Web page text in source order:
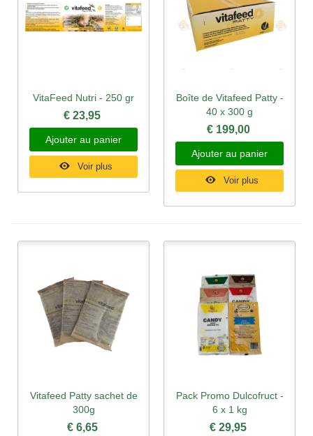
VitaFeed Nutri - 250 gr
€ 23,95
Ajouter au panier
Voir plus
Boîte de Vitafeed Patty -
40 x 300 g
€ 199,00
Ajouter au panier
Voir plus
Vitafeed Patty sachet de
300g
€ 6,65
Pack Promo Dulcofruct -
6 x 1 kg
€ 29,95